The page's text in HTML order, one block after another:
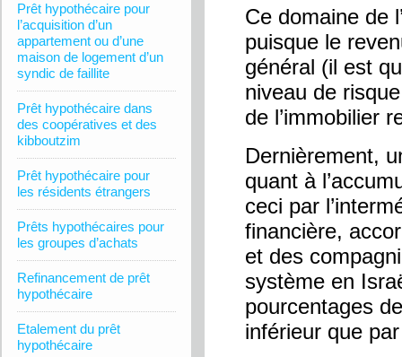
Prêt hypothécaire pour
l’acquisition d’un
appartement ou d’une
maison de logement d’un
syndic de faillite
Prêt hypothécaire dans
des coopératives et des
kibboutzim
Prêt hypothécaire pour
les résidents étrangers
Prêts hypothécaires pour
les groupes d’achats
Refinancement de prêt
hypothécaire
Etalement du prêt
hypothécaire
Ce domaine de
puisque le
général (il est
niveau de
de l’immobilier
Dernièrement,
quant à
ceci par
financière,
et des
système en
pourcentages
inférieur que